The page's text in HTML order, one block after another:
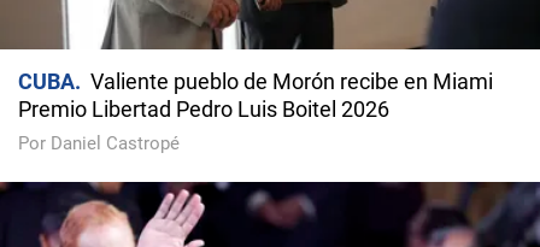
CUBA
Valiente pueblo de Morón recibe en Miami
Premio Libertad Pedro Luis Boitel 2026
Por Daniel Castropé